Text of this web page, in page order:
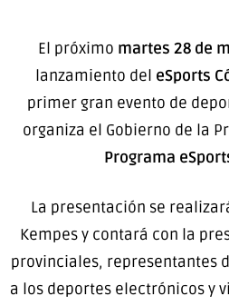
El próximo martes 28 de
lanzamiento del eSports
primer gran evento de
organiza el Gobierno de la
Programa
La presentación se
Kempes y contará con la
provinciales, representantes
a los deportes electrónicos y